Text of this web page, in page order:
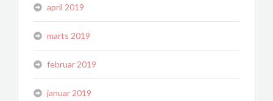
april 2019
marts 2019
februar 2019
januar 2019